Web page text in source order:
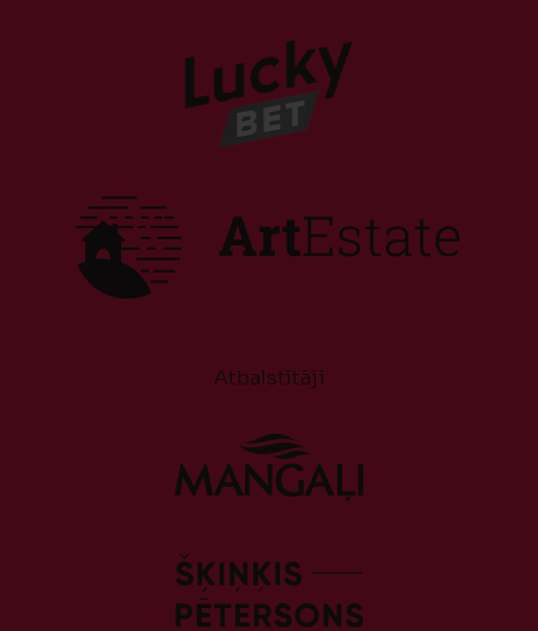
Atbalstītāji